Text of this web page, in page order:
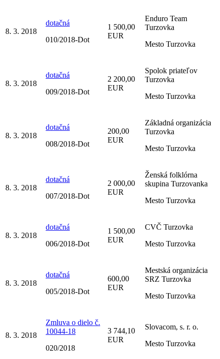
8. 3. 2018
dotačná
010/2018-Dot
1 500,00
EUR
Enduro Team
Turzovka
Mesto Turzovka
8. 3. 2018
dotačná
009/2018-Dot
2 200,00
EUR
Spolok priateľov
Turzovka
Mesto Turzovka
8. 3. 2018
dotačná
008/2018-Dot
200,00
EUR
Základná organizácia
Turzovka
Mesto Turzovka
8. 3. 2018
dotačná
007/2018-Dot
2 000,00
EUR
Ženská folklórna
skupina Turzovanka
Mesto Turzovka
8. 3. 2018
dotačná
006/2018-Dot
1 500,00
EUR
CVČ Turzovka
Mesto Turzovka
8. 3. 2018
dotačná
005/2018-Dot
600,00
EUR
Mestská organizácia
SRZ Turzovka
Mesto Turzovka
8. 3. 2018
Zmluva o dielo č.
10044-18
020/2018
3 744,10
EUR
Slovacom, s. r. o.
Mesto Turzovka